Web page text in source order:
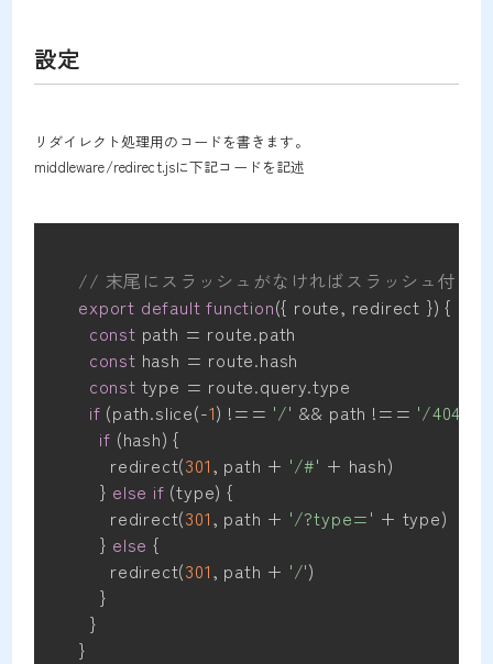
設定
リダイレクト処理用のコードを書きます。
middleware/redirect.jsに下記コードを記述
// 末尾にスラッシュがなければスラッシュ付き
export default function({ route, redirect }) {
const path = route.path
const hash = route.hash
const type = route.query.type
if (path.slice(-1) !== '/' && path !== '/404'
if (hash) {
      redirect
(301, path + '/#' + hash)
} else if (type) {
      redirect
(301, path + '/?type=' + type)
} else {
      redirect
(301, path + '/')
}
}
}